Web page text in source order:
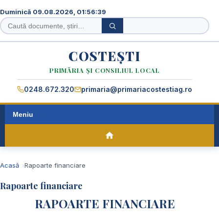
Duminică 09.08.2026, 01:56:40
Caută
în
Caută
COSTEȘTI
PRIMĂRIA ȘI CONSILIUL LOCAL
0248.672.320 primaria@primariacostestiag.ro
Meniu
Acasă Rapoarte financiare
Rapoarte financiare
RAPOARTE FINANCIARE